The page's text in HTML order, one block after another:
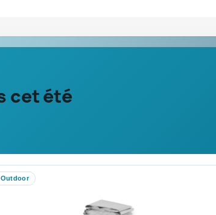
cet été
&
?
ont fait confiance
Plan du site